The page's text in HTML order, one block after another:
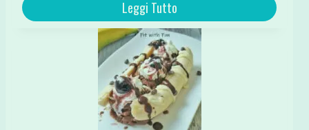
Leggi Tutto